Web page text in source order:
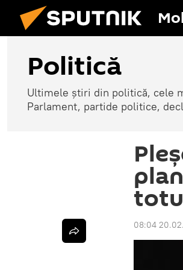
Politică
Ultimele știri din politică, cele
Parlament, partide politice,
08:04